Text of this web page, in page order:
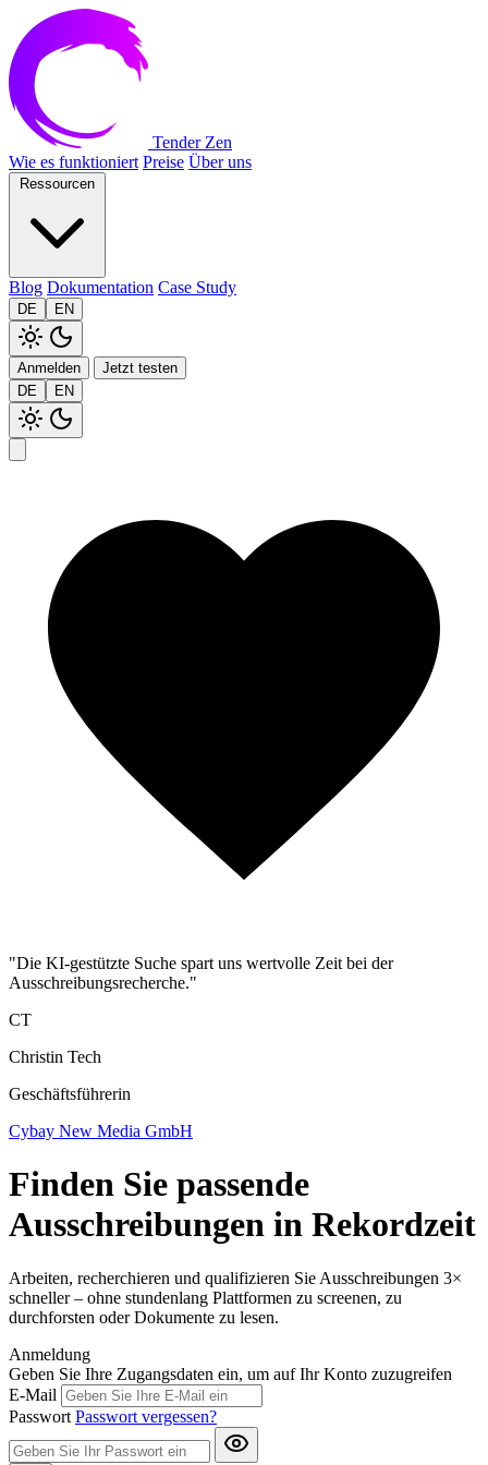
Tender Zen
Wie es funktioniert Preise Über uns
Blog Dokumentation Case Study
DE EN
Anmelden
Jetzt testen
DE
EN
"Die KI-gestützte Suche spart uns wertvolle Zeit bei der
Ausschreibungsrecherche."
CT
Christin Tech
Geschäftsführerin
Cybay New Media GmbH
Finden Sie passende
Ausschreibungen in Rekordzeit
Arbeiten, recherchieren und qualifizieren Sie Ausschreibungen 3×
schneller – ohne stundenlang Plattformen zu screenen, zu
durchforsten oder Dokumente zu lesen.
Anmeldung
Geben Sie Ihre Zugangsdaten ein, um auf Ihr Konto zuzugreifen
E-Mail
Passwort Passwort vergessen?